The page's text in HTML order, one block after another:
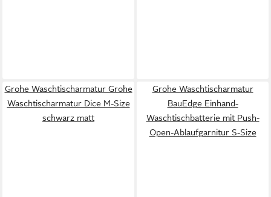
Grohe Waschtischarmatur Grohe
Waschtischarmatur Dice M-Size
schwarz matt
Grohe Waschtischarmatur
BauEdge Einhand-
Waschtischbatterie mit Push-
Open-Ablaufgarnitur S-Size